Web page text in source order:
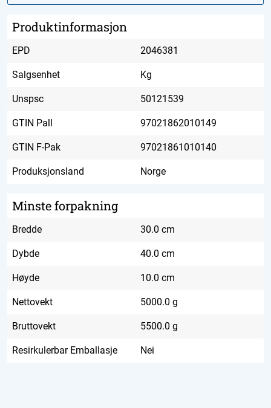
Produktinformasjon
EPD 2046381
Salgsenhet Kg
Unspsc 50121539
GTIN Pall 97021862010149
GTIN F-Pak 97021861010140
Produksjonsland Norge
Minste forpakning
Bredde 30.0 cm
Dybde 40.0 cm
Høyde 10.0 cm
Nettovekt 5000.0 g
Bruttovekt 5500.0 g
Resirkulerbar Emballasje Nei